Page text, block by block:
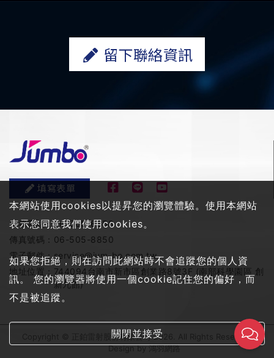
留下聯絡資訊
填寫表單
服務電話：06-505-8858
傳真號碼： 06-505-8850
電子郵件：service@jum-bo.com.tw
地址位置： 744094台南市新市區創業路8號3F (南部科學園區 創
新九館)
Copyright © 正鉑雷射股份有限公司 2026. All Rights Reserved
Design by鴻羽網路
本網站使用cookies以提昇您的瀏覽體驗。使用本網站
表示您同意我們使用cookies。
如果您拒絕，則在訪問此網站時不會追蹤您的個人資
訊。 您的瀏覽器將使用一個cookie記住您的偏好，而
不是被追蹤。
關閉並接受